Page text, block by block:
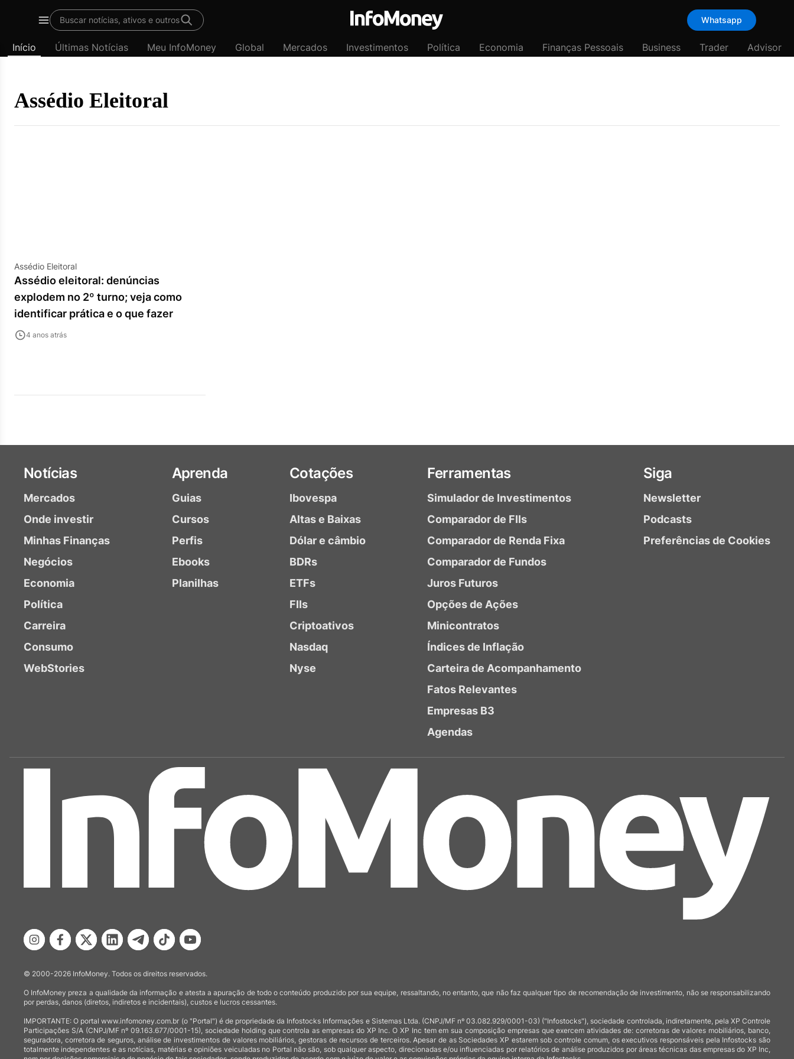
Últimas
InfoMoney
Menu
Buscar notícias, ativos e outros Whatsapp
Início Últimas Notícias Meu InfoMoney Global Mercados Investimentos Política Economia Finanças Pessoais Business Trader Advisor
Assédio Eleitoral
Assédio Eleitoral
Assédio eleitoral: denúncias
explodem no 2º turno; veja como
identificar prática e o que fazer
4 anos atrás
Notícias
Mercados
Onde investir
Minhas Finanças
Negócios
Economia
Política
Carreira
Consumo
WebStories
Aprenda
Guias
Cursos
Perfis
Ebooks
Planilhas
Cotações
Ibovespa
Altas e Baixas
Dólar e câmbio
BDRs
ETFs
FIIs
Criptoativos
Nasdaq
Nyse
Ferramentas
Simulador de Investimentos
Comparador de FIIs
Comparador de Renda Fixa
Comparador de Fundos
Juros Futuros
Opções de Ações
Minicontratos
Índices de Inflação
Carteira de Acompanhamento
Fatos Relevantes
Empresas B3
Agendas
Siga
Newsletter
Podcasts
Preferências de Cookies
© 2000-2026 InfoMoney. Todos os direitos reservados.
O InfoMoney preza a qualidade da informação e atesta a apuração de todo o conteúdo produzido por sua equipe, ressaltando, no entanto, que não faz qualquer tipo de recomendação de investimento, não se responsabilizando
por perdas, danos (diretos, indiretos e incidentais), custos e lucros cessantes.
IMPORTANTE: O portal www.infomoney.com.br (o "Portal") é de propriedade da Infostocks Informações e Sistemas Ltda. (CNPJ/MF nº 03.082.929/0001-03) ("Infostocks"), sociedade controlada, indiretamente, pela XP Controle
Participações S/A (CNPJ/MF nº 09.163.677/0001-15), sociedade holding que controla as empresas do XP Inc. O XP Inc tem em sua composição empresas que exercem atividades de: corretoras de valores mobiliários, banco,
seguradora, corretora de seguros, análise de investimentos de valores mobiliários, gestoras de recursos de terceiros. Apesar de as Sociedades XP estarem sob controle comum, os executivos responsáveis pela Infostocks são
totalmente independentes e as notícias, matérias e opiniões veiculadas no Portal não são, sob qualquer aspecto, direcionadas e/ou influenciadas por relatórios de análise produzidos por áreas técnicas das empresas do XP Inc,